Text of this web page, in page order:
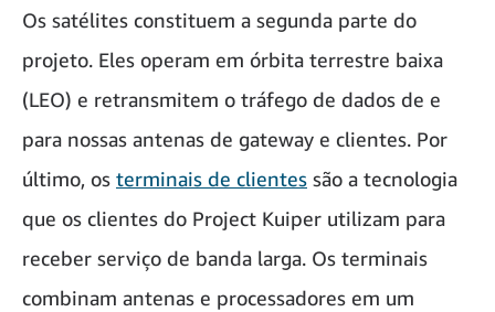
Os satélites constituem a segunda parte do
projeto. Eles operam em órbita terrestre baixa
(LEO) e retransmitem o tráfego de dados de e
para nossas antenas de gateway e clientes. Por
último, os terminais de clientes são a tecnologia
que os clientes do Project Kuiper utilizam para
receber serviço de banda larga. Os terminais
combinam antenas e processadores em um